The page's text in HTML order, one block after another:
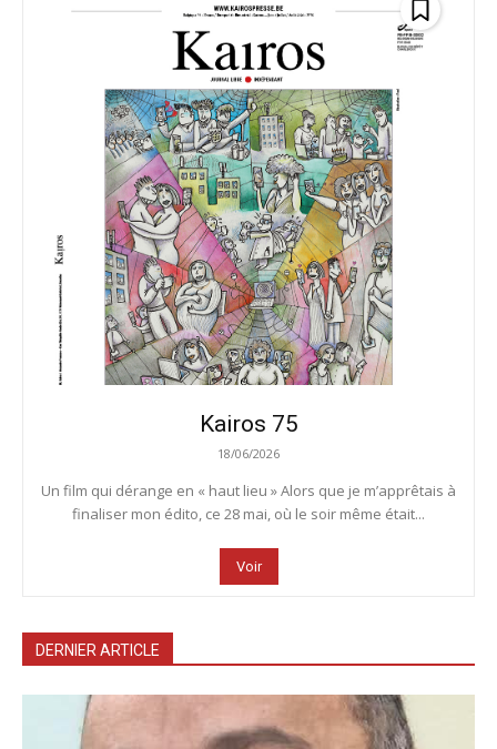
Kairos 75
18/06/2026
Un film qui dérange en « haut lieu » Alors que je m’apprêtais à
finaliser mon édito, ce 28 mai, où le soir même était...
Voir
DERNIER ARTICLE